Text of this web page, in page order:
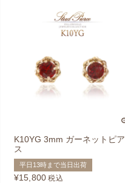
K10YG 3mm ガーネットピア
ス
平日13時まで当日出荷
¥15,800 税込